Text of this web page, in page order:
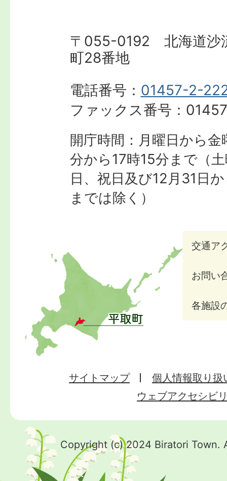
〒055-0192 北海道沙
町28番地
電話番号： 01457-2-
ファックス番号：
開庁時間：月曜日から
分から17時15分まで（
日、祝日及び12月31日
までは除く）
交通ア
お問い
各施設
サイトマップ
個人情報取り扱
ウェブアクセシビ
Copyright (c) 2024 Biratori Town.